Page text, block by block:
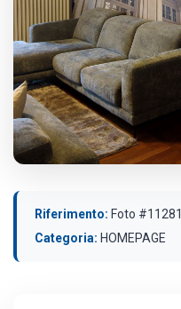
Riferimento: Foto #11281
Categoria: HOMEPAGE